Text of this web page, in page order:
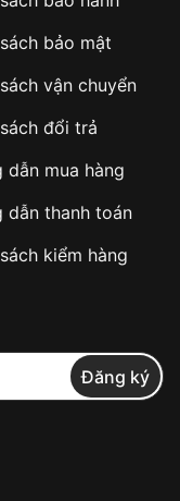
10% giá trị đơn
hàng hoặc
không mong
bảo mật
vận chuyển
đổi trả
dẫn mua hàng
dẫn thanh toán
kiểm hàng
Đăng ký